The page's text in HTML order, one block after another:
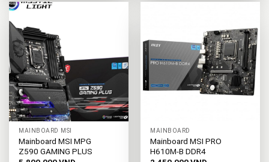
MAINBOARD MSI
Mainboard MSI MPG
Z590 GAMING PLUS
MAINBOARD
Mainboard MSI PRO
H610M-B DDR4